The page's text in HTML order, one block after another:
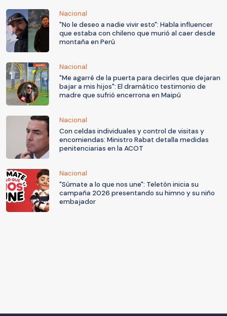
Nacional
"No le deseo a nadie vivir esto": Habla influencer
que estaba con chileno que murió al caer desde
montaña en Perú
Nacional
"Me agarré de la puerta para decirles que dejaran
bajar a mis hijos": El dramático testimonio de
madre que sufrió encerrona en Maipú
Nacional
Con celdas individuales y control de visitas y
encomiendas: Ministro Rabat detalla medidas
penitenciarias en la ACOT
Nacional
"Súmate a lo que nos une": Teletón inicia su
campaña 2026 presentando su himno y su niño
embajador